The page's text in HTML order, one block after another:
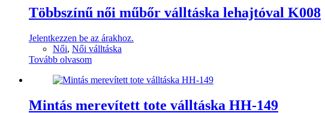
Többszínű női műbőr válltáska lehajtóval K008
Jelentkezzen be az árakhoz.
Női, Női válltáska
Tovább olvasom
Mintás merevített tote válltáska HH-149